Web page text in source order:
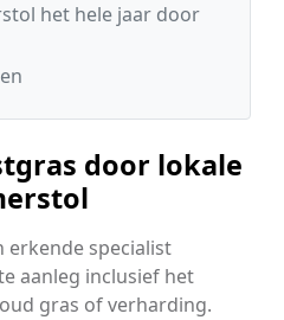
het hele jaar door
door lokale
erkende specialist
aanleg inclusief het
gras of verharding.